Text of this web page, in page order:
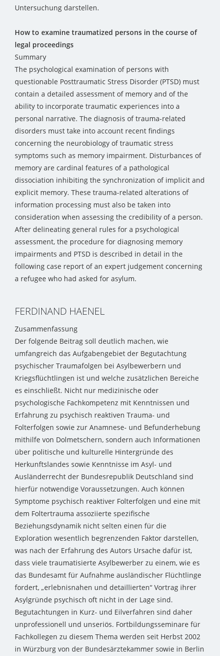
Untersuchung darstellen.
How to examine traumatized persons in the course of
legal proceedings
Summary
The psychological examination of persons with
questionable Posttraumatic Stress Disorder (PTSD) must
contain a detailed assessment of memory and of the
ability to incorporate traumatic experiences into a
personal narrative. The diagnosis of trauma-related
disorders must take into account recent findings
concerning the neurobiology of traumatic stress
symptoms such as memory impairment. Disturbances of
memory are cardinal features of a pathological
dissociation inhibiting the synchronization of implicit and
explicit memory. These trauma-related alterations of
information processing must also be taken into
consideration when assessing the credibility of a person.
After delineating general rules for a psychological
assessment, the procedure for diagnosing memory
impairments and PTSD is described in detail in the
following case report of an expert judgement concerning
a refugee who had asked for asylum.
FERDINAND HAENEL
Zusammenfassung
Der folgende Beitrag soll deutlich machen, wie
umfangreich das Aufgabengebiet der Begutachtung
psychischer Traumafolgen bei Asylbewerbern und
Kriegsflüchtlingen ist und welche zusätzlichen Bereiche
es einschließt. Nicht nur medizinische oder
psychologische Fachkompetenz mit Kenntnissen und
Erfahrung zu psychisch reaktiven Trauma- und
Folterfolgen sowie zur Anamnese- und Befunderhebung
mithilfe von Dolmetschern, sondern auch Informationen
über politische und kulturelle Hintergründe des
Herkunftslandes sowie Kenntnisse im Asyl- und
Ausländerrecht der Bundesrepublik Deutschland sind
hierfür notwendige Voraussetzungen. Auch können
Symptome psychisch reaktiver Folterfolgen und eine mit
dem Foltertrauma assoziierte spezifische
Beziehungsdynamik nicht selten einen für die
Exploration wesentlich begrenzenden Faktor darstellen,
was nach der Erfahrung des Autors Ursache dafür ist,
dass viele traumatisierte Asylbewerber zu einem, wie es
das Bundesamt für Aufnahme ausländischer Flüchtlinge
fordert, „erlebnisnahen und detaillierten“ Vortrag ihrer
Asylgründe psychisch oft nicht in der Lage sind.
Begutachtungen in Kurz- und Eilverfahren sind daher
unprofessionell und unseriös. Fortbildungsseminare für
Fachkollegen zu diesem Thema werden seit Herbst 2002
in Würzburg von der Bundesärztekammer sowie in Berlin